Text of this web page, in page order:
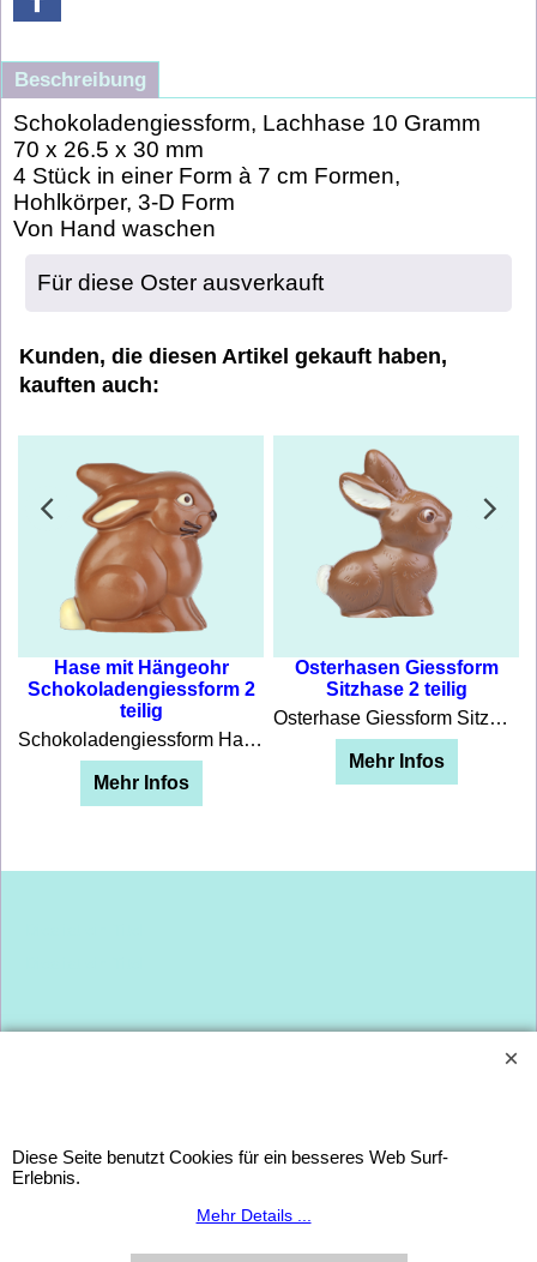
Beschreibung
Schokoladengiessform, Lachhase 10 Gramm
70 x 26.5 x 30 mm
4 Stück in einer Form à 7 cm Formen,
Hohlkörper, 3-D Form
Von Hand waschen
Für diese Oster ausverkauft
Kunden, die diesen Artikel gekauft haben,
kauften auch:
Hase mit Hängeohr
Schokoladengiessform 2
teilig
Schokoladengiessform Hase mit Hängeohr 2 teilig. Grösse 100 mm, zwei Stück in einer Form aus Polycarbonat-Doppelform. Giessen 2 Hasen auf einen Streich! Von Hand waschen.
Mehr Infos
Osterhasen Giessform
Sitzhase 2 teilig
Osterhase Giessform Sitzhase 2 Stück in einer Form, 3-D Form Grösse 90 x 70 x 30 mm Doppelform, im Nu zwei kleine niedliche Häschen giessen. Von Hand waschen
Mehr Infos
WebShop erstellt mit
ShopFactory Shop
Diese Seite benutzt Cookies für ein besseres Web Surf-
Erlebnis.
Mehr Details ...